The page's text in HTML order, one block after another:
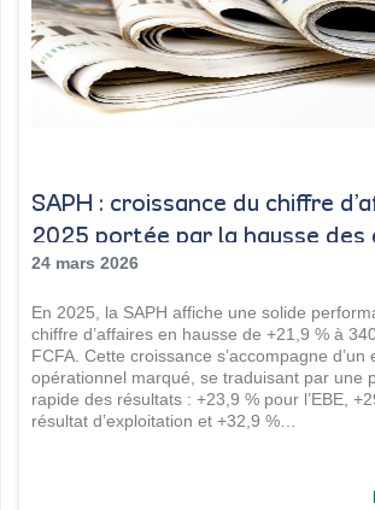
SAPH : croissance du chiffre
2025 portée par la hausse des
caoutchouc
24 mars 2026
En 2025, la SAPH affiche une solide
chiffre d’affaires en hausse de +21,9 % à
FCFA. Cette croissance s’accompagne d’un
opérationnel marqué, se traduisant par une
rapide des résultats : +23,9 % pour l’EBE,
résultat d’exploitation et +32,9 %…